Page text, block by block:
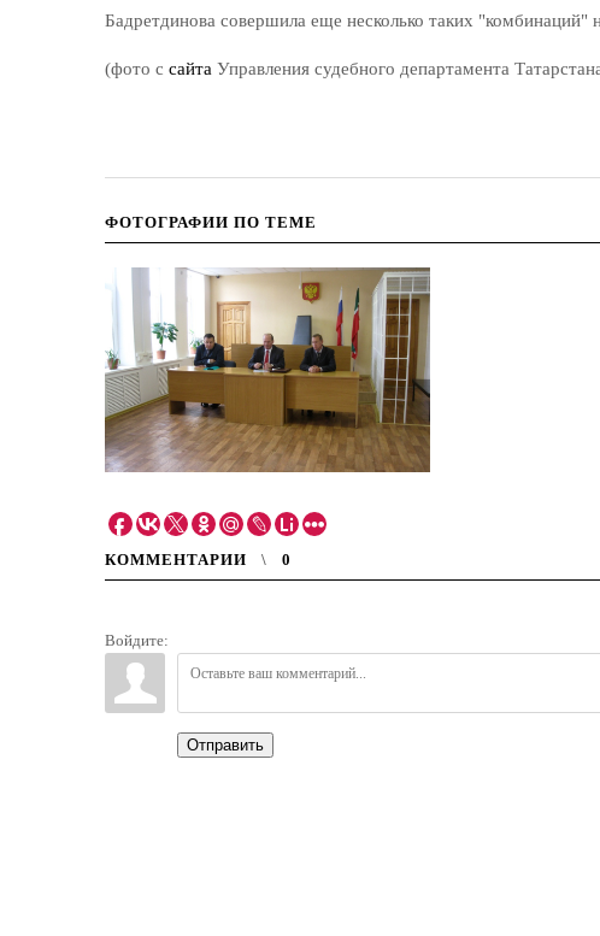
Бадретдинова совершила еще несколько таких
(фото с сайта Управления судебного департамента
ФОТОГРАФИИ ПО ТЕМЕ
КОММЕНТАРИИ 0
Войдите:
Отправить